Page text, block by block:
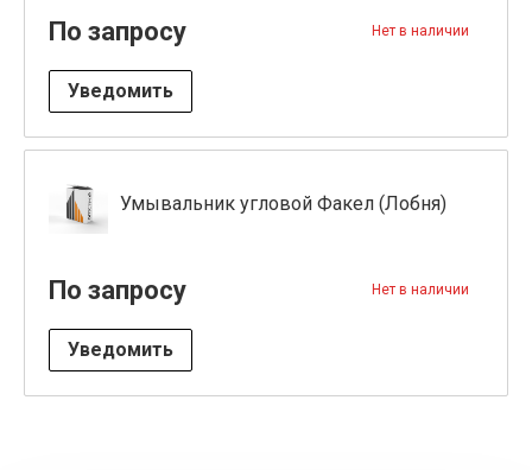
По запросу Нет в наличии
Уведомить
Умывальник угловой Факел (Лобня)
По запросу Нет в наличии
Уведомить